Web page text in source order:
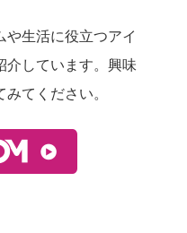
や生活に役立つアイ
介しています。興味
てください。